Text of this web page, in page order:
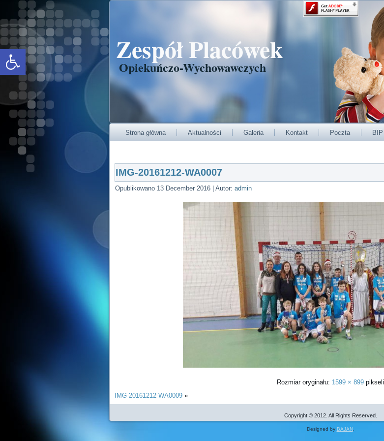
Open toolbar Zespół Placówek
Opiekuńczo-Wychowawczych
Strona główna Aktualności Galeria Kontakt Poczta BIP
IMG-20161212-WA0007
Opublikowano 13 December 2016 Autor: admin
Rozmiar oryginału: 1599 × 899 pikseli
IMG-20161212-WA0009 »
Copyright © 2012. All Rights Reserved.
Designed by BAJAN.